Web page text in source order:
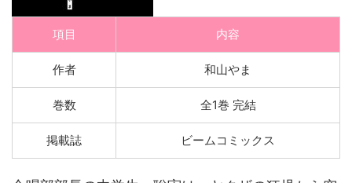
項目 内容
作者 和山やま
巻数 全1巻 完結
掲載誌 ビームコミックス